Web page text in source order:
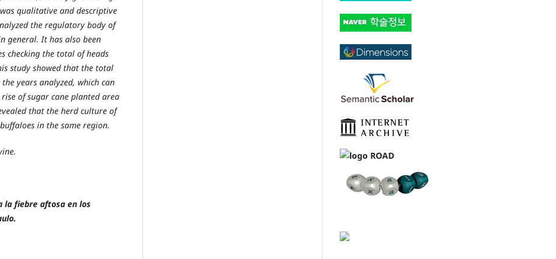
qualitative and descriptive
the regulatory body of
general. It has also been
checking the total of heads
study showed that the total
years analyzed, which can
of sugar cane planted area
that the herd culture of
in the same region.
la fiebre aftosa en los